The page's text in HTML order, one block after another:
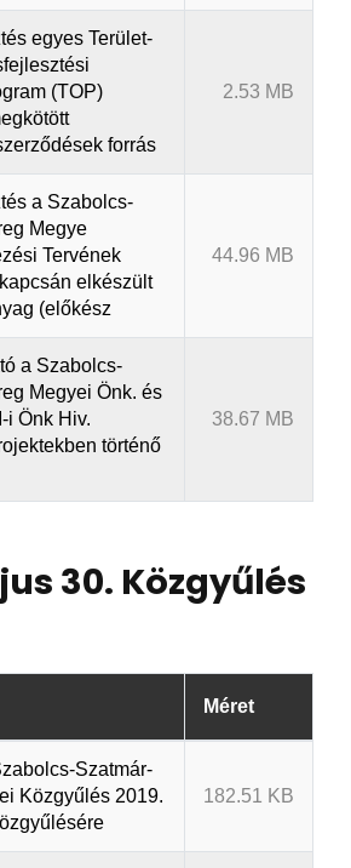
egyes Terület-
(TOP)
forrás
2.53 MB
a Szabolcs-
Megye
Tervének
elkészült
(előkész
44.96 MB
a Szabolcs-
Megyei Önk. és
i Önk Hiv.
történő
38.67 MB
30. Közgyűlés
Méret
Szatmár-
Közgyűlés 2019.
182.51 KB